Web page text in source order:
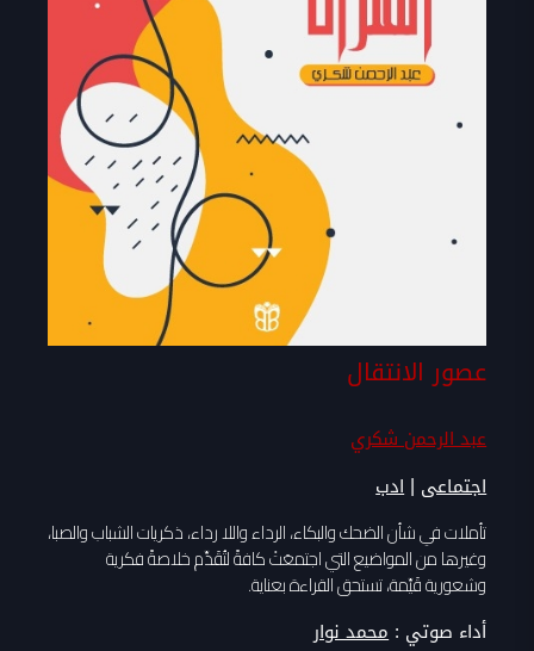
عصور الانتقال
عبد الرحمن شكري
اجتماعى |ادب
تأملات في شأن الضحك والبكاء، الرداء واللا رداء، ذكريات الشباب والصبا،
وغيرها من المواضيع التي اجتمعَتْ كافةً لتُقَدِّم خلاصةً فكرية
وشعورية قَيِّمة، تستحق القراءة بعناية.
أداء صوتي :محمد نوار